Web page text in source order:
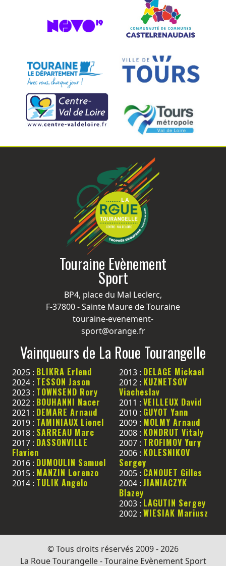
Touraine Evènement
Sport
BP4, place du Mal Leclerc,
F-37800 - Sainte Maure de Touraine
touraine-evenement-
sport@orange.fr
Vainqueurs de La Roue Tourangelle
2025 : BLIKRA Erlend
2024 : TESSON Jason
2023 : TOWNSEND Rory
2022 : BOUHANNI Nacer
2021 : DEMARE Arnaud
2019 : TAMINIAUX Lionel
2018 : SARREAU Marc
2017 : DASSONVILLE
Flavien
2016 : DUMOULIN Samuel
2015 : MANZIN Lorenzo
2014 : TULIK Angelo
2013 : DELAGE Mickael
2012 : KUZNETSOV
Viacheslav
2011 : VEILLEUX David
2010 : GUYOT Yann
2009 : MOLMY Arnaud
2008 : KONDRUT Vitaly
2007 : TROFIMOV Yury
2006 : KOLESNIKOV
Sergey
2005 : CANOUET Gilles
2004 : JIANIACZYK
Blazey
2003 : LAGUTIN Sergey
2002 : WIESIAK Mariusz
© Tous droits réservés 2009 - 2026
La Roue Tourangelle - Touraine Evènement Sport